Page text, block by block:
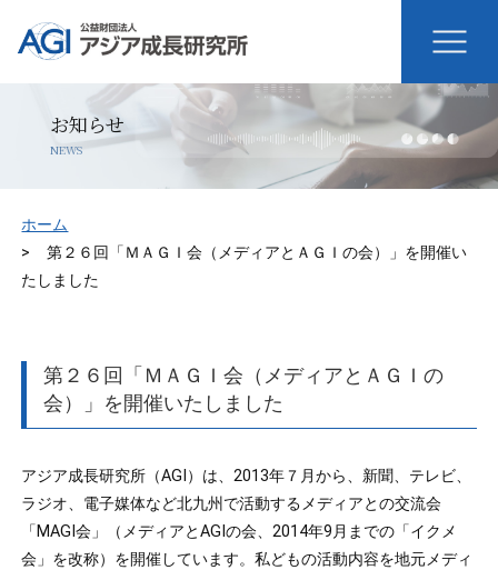
お知らせ
NEWS
ホーム
第２６回「ＭＡＧＩ会（メディアとＡＧＩの会）」を開催い
たしました
第２６回「ＭＡＧＩ会（メディアとＡＧＩの
会）」を開催いたしました
アジア成長研究所（AGI）は、2013年７月から、新聞、テレビ、
ラジオ、電子媒体など北九州で活動するメディアとの交流会
「MAGI会」（メディアとAGIの会、2014年9月までの「イクメ
会」を改称）を開催しています。私どもの活動内容を地元メディ